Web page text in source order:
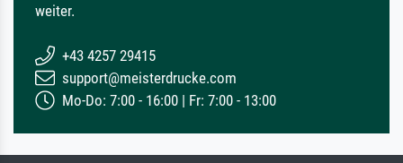
weiter.
+43 4257 29415
support@meisterdrucke.com
Mo-Do: 7:00 - 16:00 | Fr: 7:00 - 13:00